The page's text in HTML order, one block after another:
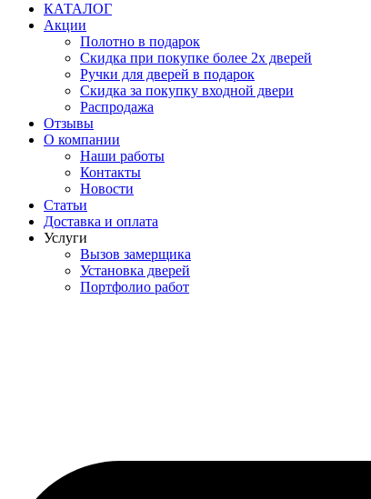
КАТАЛОГ
Акции
Полотно в подарок
Скидка при покупке более 2х дверей
Ручки для дверей в подарок
Скидка за покупку входной двери
Распродажа
Отзывы
О компании
Наши работы
Контакты
Новости
Статьи
Доставка и оплата
Услуги
Вызов замерщика
Установка дверей
Портфолио работ